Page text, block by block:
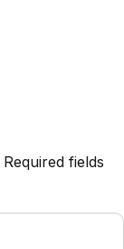
Required fields